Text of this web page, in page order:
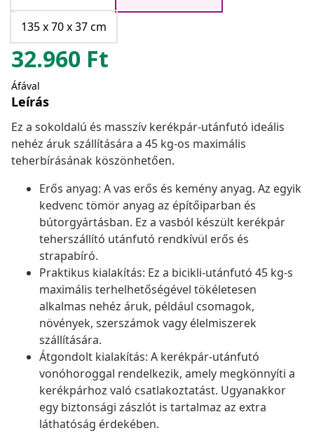
135 x 70 x 37 cm
32.960 Ft
Áfával
Leírás
Ez a sokoldalú és masszív kerékpár-utánfutó ideális
nehéz áruk szállítására a 45 kg-os maximális
teherbírásának köszönhetően.
Erős anyag: A vas erős és kemény anyag. Az egyik
kedvenc tömör anyag az építőiparban és
bútorgyártásban. Ez a vasból készült kerékpár
teherszállító utánfutó rendkívül erős és
strapabíró.
Praktikus kialakítás: Ez a bicikli-utánfutó 45 kg-s
maximális terhelhetőségével tökéletesen
alkalmas nehéz áruk, például csomagok,
növények, szerszámok vagy élelmiszerek
szállítására.
Átgondolt kialakítás: A kerékpár-utánfutó
vonóhoroggal rendelkezik, amely megkönnyíti a
kerékpárhoz való csatlakoztatást. Ugyanakkor
egy biztonsági zászlót is tartalmaz az extra
láthatóság érdekében.